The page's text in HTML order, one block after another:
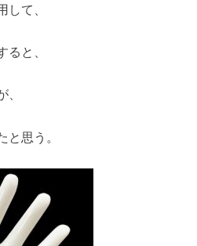
して、
ると、
、
と思う。